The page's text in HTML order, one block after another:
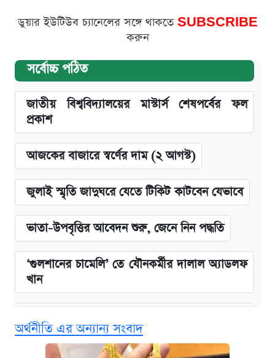
ডুয়ার ইউটিউব চ্যানেলের সঙ্গে থাকতে SUBSCRIBE
করুন
সর্বোচ্চ পঠিত
জাতীয় বিশ্ববিদ্যালয়ের মাস্টার্স শেষপর্বের ফল
প্রকাশ
আজকের বাজারে স্বর্ণের দাম (২ আগস্ট)
জুলাই স্মৃতি জাদুঘরে যেতে টিকিট কাটবেন যেভাবে
ভাতা-উপবৃত্তির আবেদন শুরু, জেনে নিন পদ্ধতি
‘গুলশানের চামেলি’ তে যৌনকর্মীর দালাল অ্যাডলফ
খান
দাম ও ফিচার
অর্থনীতি এর অন্যান্য সংবাদ